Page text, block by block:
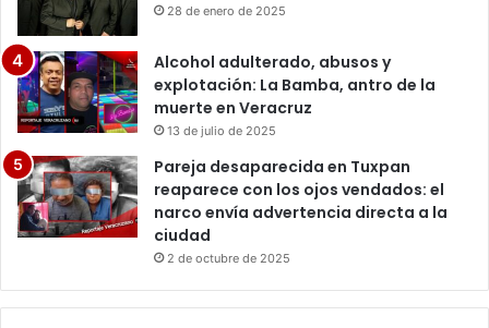
28 de enero de 2025
Alcohol adulterado, abusos y
explotación: La Bamba, antro de la
muerte en Veracruz
13 de julio de 2025
Pareja desaparecida en Tuxpan
reaparece con los ojos vendados: el
narco envía advertencia directa a la
ciudad
2 de octubre de 2025